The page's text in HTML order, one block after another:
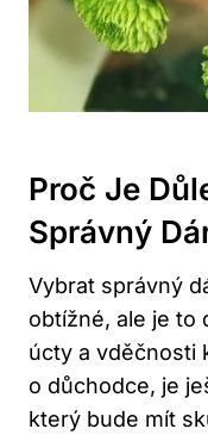
Proč Je
Správný
Vybrat správný
obtížné, ale je to
úcty a vděčnosti
o důchodce, je
který bude mít